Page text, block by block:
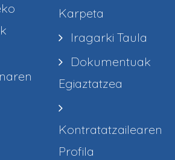
Karpeta
Iragarki Taula
Dokumentuak
Egiaztatzea
Kontratatzailearen
Profila